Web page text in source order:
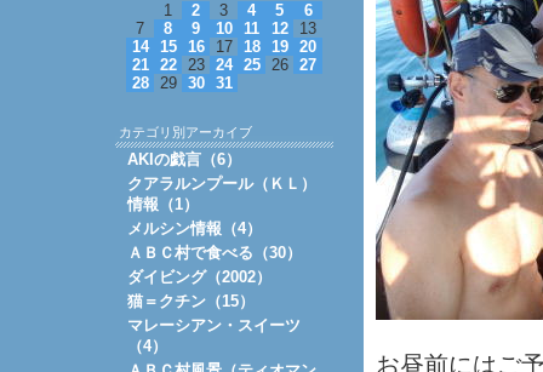
お昼前にはご
1
2 3 4 5
6
7
8 9 10 11 12
13
14
15 16 17 18 19
20
21
22 23 24 25 26
27
28
29 30 31
カテゴリ別アーカイブ
AKIの戯言（6）
クアラルンプール（ＫＬ）
情報（1）
メルシン情報（4）
ＡＢＣ村で食べる（30）
ダイビング（2002）
猫＝クチン（15）
マレーシアン・スイーツ
（4）